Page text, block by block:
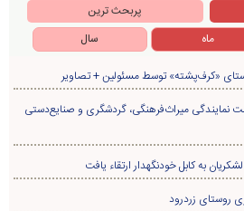
پربحث ترین
ماه سال
«کرف‌پشته» توسط مسئولین + تصاویر
نمایندگی میراث‌فرهنگی، گردشگری و صنایع‌دستی
روستای زردرود